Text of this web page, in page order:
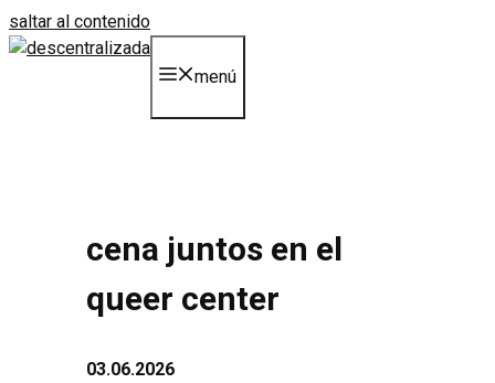
saltar al contenido
menú
cena juntos en el
queer center
03.06.2026